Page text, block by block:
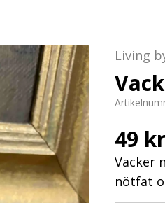
Living
49 kr
Vacker
nötfat